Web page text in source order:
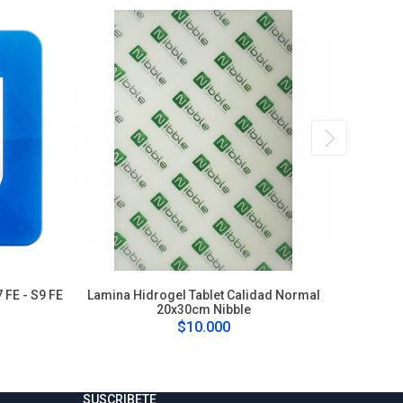
- S9 FE
Lamina Hidrogel Tablet Calidad Normal
20x30cm Nibble
$10.000
SUSCRIBETE